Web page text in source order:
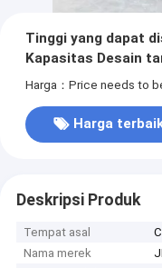
Tinggi yang dapat
Kapasitas Desain
penyimpanan Rak
Harga：Price needs to
Harga
Deskripsi Produk
Tempat asal
Nama merek